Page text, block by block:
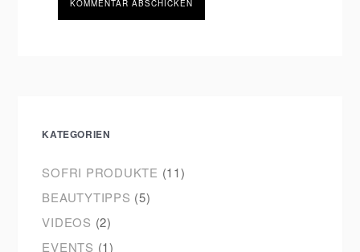
KATEGORIEN
SOFRI PRODUKTE (11)
BEAUTYTIPPS (5)
VIDEOS (2)
EVENTS (1)